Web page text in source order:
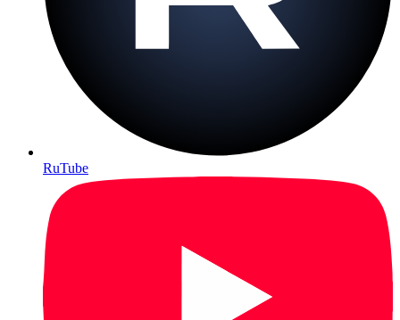
RuTube